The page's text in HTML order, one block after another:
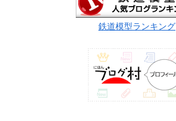
鉄道模型ランキング